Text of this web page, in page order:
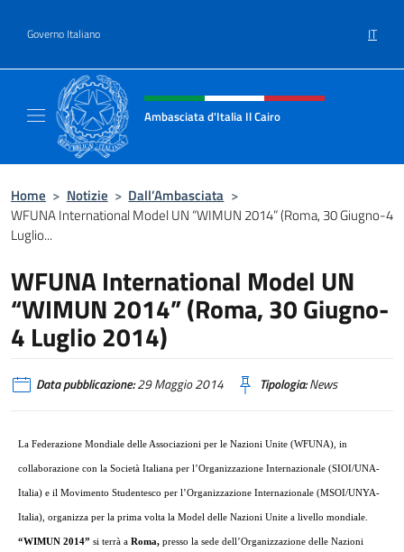
Governo Italiano IT
Intestazione sito, social e menù
Ambasciata d'Italia Il Cairo
Home > Notizie > Dall’Ambasciata >
WFUNA International Model UN “WIMUN 2014” (Roma, 30 Giugno-4
Luglio...
WFUNA International Model UN
“WIMUN 2014” (Roma, 30 Giugno-
4 Luglio 2014)
Data pubblicazione:29 Maggio 2014 Tipologia:News
La Federazione Mondiale delle Associazioni per le Nazioni Unite (WFUNA), in
collaborazione con la Società Italiana per l’Organizzazione Internazionale (SIOI/UNA-
Italia) e il Movimento Studentesco per l’Organizzazione Internazionale (MSOI/UNYA-
Italia), organizza per la prima volta la Model delle Nazioni Unite a livello mondiale.
“WIMUN 2014” si terrà a Roma, presso la sede dell’Organizzazione delle Nazioni